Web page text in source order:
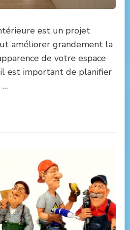
est un projet
améliorer grandement la
de votre espace
est important de planifier
…